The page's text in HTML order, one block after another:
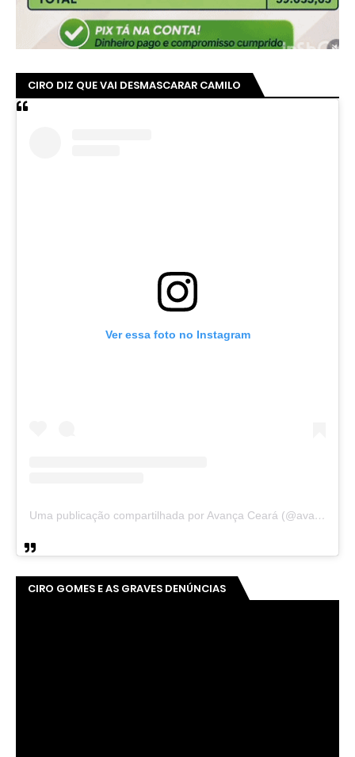
CIRO DIZ QUE VAI DESMASCARAR CAMILO
Ver essa foto no Instagram
Uma publicação compartilhada por Avança Ceará (@avancaceara)
CIRO GOMES E AS GRAVES DENÚNCIAS